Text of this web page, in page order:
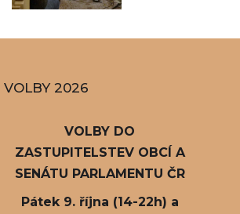
VOLBY 2026
VOLBY DO
ZASTUPITELSTEV OBCÍ A
SENÁTU PARLAMENTU ČR
Pátek 9. října (14-22h) a